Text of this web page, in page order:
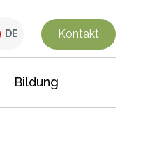
DE Kontakt
Bildung